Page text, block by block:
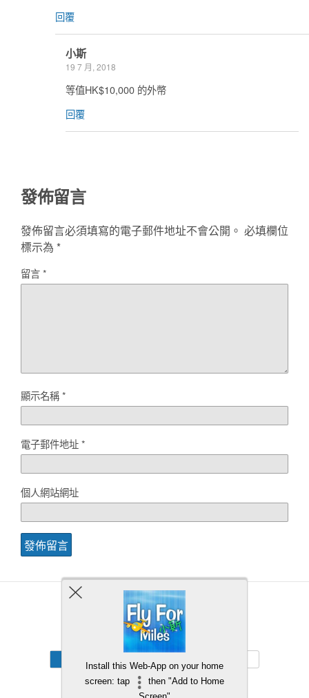
回覆
小斯
19 7 月, 2018
等值HK$10,000 的外幣
回覆
發佈留言
發佈留言必須填寫的電子郵件地址不會公開。 必填欄位
標示為 *
留言*
顯示名稱*
電子郵件地址*
個人網站網址
Back to top
Install this Web-App on your home
screen: tap
then "Add to Home